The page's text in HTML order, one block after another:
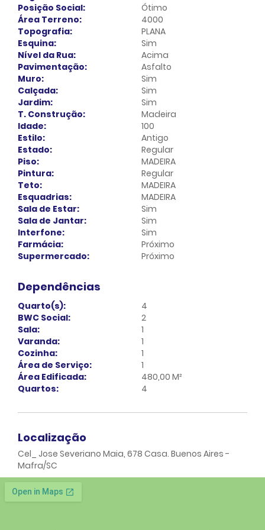
Posição Social:
Ótimo
Área Terreno:
4000
Topografia:
PLANA
Esquina:
Sim
Nível da Rua:
Acima
Pavimentação:
Asfalto
Muro:
Sim
Calçada:
Sim
Jardim:
Sim
T. Construção:
Madeira
Idade:
100
Estilo:
Antigo
Estado:
Regular
Piso:
MADEIRA
Pintura:
Regular
Teto:
MADEIRA
Esquadrias:
MADEIRA
Sala de Estar:
Sim
Sala de Jantar:
Sim
Interfone:
Sim
Farmácia:
Próximo
Supermercado:
Próximo
Dependências
Quarto(s):
4
BWC Social:
2
Sala:
1
Varanda:
1
Cozinha:
1
Área de Serviço:
1
Área Edificada:
480,00 M²
Quartos:
4
Localização
Cel_ Jose Severiano Maia, 678 Casa. Buenos Aires -
Mafra/SC